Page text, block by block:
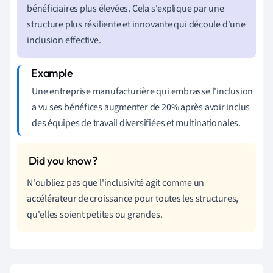
bénéficiaires plus élevées. Cela s'explique par une
structure plus résiliente et innovante qui découle d'une
inclusion effective.
Une entreprise manufacturière qui embrasse l'inclusion
a vu ses bénéfices augmenter de 20% après avoir inclus
des équipes de travail diversifiées et multinationales.
N'oubliez pas que l'inclusivité agit comme un
accélérateur de croissance pour toutes les structures,
qu'elles soient petites ou grandes.